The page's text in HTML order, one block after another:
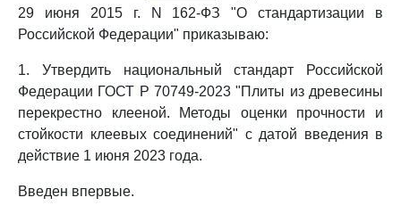
29 июня 2015 г. N 162-ФЗ "О стандартизации в
Российской Федерации" приказываю:
1. Утвердить национальный стандарт Российской
Федерации ГОСТ Р 70749-2023 "Плиты из древесины
перекрестно клееной. Методы оценки прочности и
стойкости клеевых соединений" с датой введения в
действие 1 июня 2023 года.
Введен впервые.